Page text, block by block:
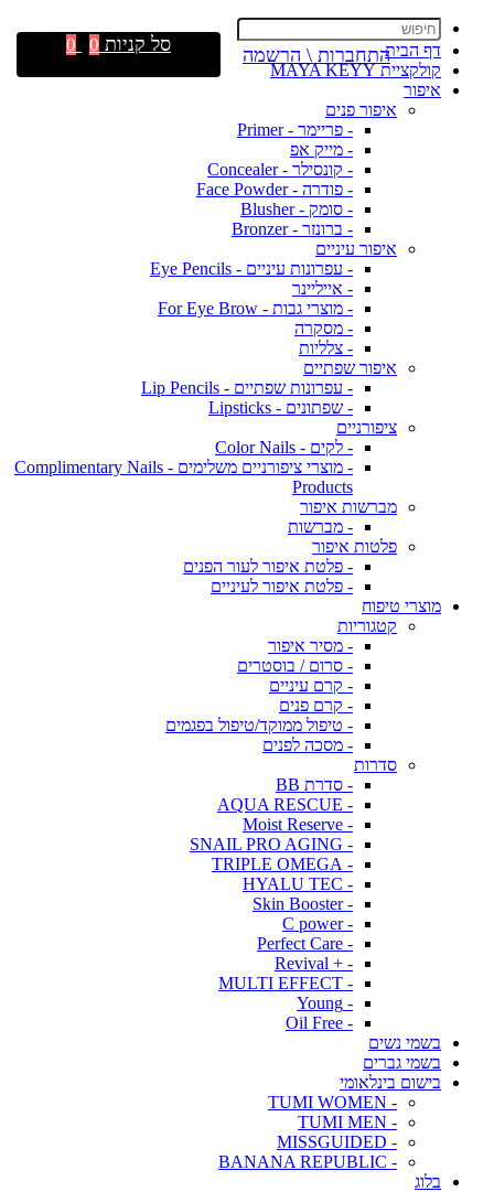
דף הבית
קולקציית MAYA KEYY
איפור
איפור פנים
- פריימר - Primer
- מייק אפ
- קונסילר - Concealer
- פודרה - Face Powder
- סומק - Blusher
- ברונזר - Bronzer
איפור עיניים
- עפרונות עיניים - Eye Pencils
- אייליינר
- מוצרי גבות - For Eye Brow
- מסקרה
- צלליות
איפור שפתיים
- עפרונות שפתיים - Lip Pencils
- שפתונים - Lipsticks
ציפורניים
- לקים - Color Nails
- מוצרי ציפורניים משלימים - Complimentary Nails
Products
מברשות איפור
- מברשות
פלטות איפור
- פלטת איפור לעור הפנים
- פלטת איפור לעיניים
מוצרי טיפוח
קטגוריות
- מסיר איפור
- סרום / בוסטרים
- קרם עיניים
- קרם פנים
- טיפול ממוקד/טיפול בפגמים
- מסכה לפנים
סדרות
- סדרת BB
- AQUA RESCUE
- Moist Reserve
- SNAIL PRO AGING
- TRIPLE OMEGA
- HYALU TEC
- Skin Booster
- C power
- Perfect Care
- + Revival
- MULTI EFFECT
- Young
- Oil Free
בשמי נשים
בשמי גברים
בישום בינלאומי
- TUMI WOMEN
- TUMI MEN
- MISSGUIDED
- BANANA REPUBLIC
בלוג
התחברות \ הרשמה סל קניות 0
0